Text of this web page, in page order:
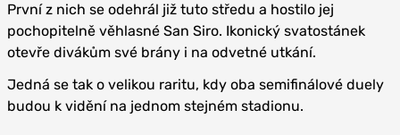
První z nich se odehrál již tuto středu a hostilo jej
pochopitelně věhlasné San Siro. Ikonický svatostánek
otevře divákům své brány i na odvetné utkání.
Jedná se tak o velikou raritu, kdy oba semifinálové duely
budou k vidění na jednom stejném stadionu.